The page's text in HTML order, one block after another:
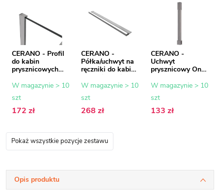
CERANO - Profil
do kabin
prysznicowych
mm - chrom - 15
W magazynie > 10
szt
172 zł
CERANO -
Półka/uchwyt na
ręczniki do kabiny
walk-in - 8-10
do 160 cm
W magazynie > 10
szt
268 zł
CERANO -
Uchwyt
prysznicowy Onyx
pionowy do sufitu
W magazynie > 10
szt
133 zł
Pokaż wszystkie pozycje zestawu
Opis produktu